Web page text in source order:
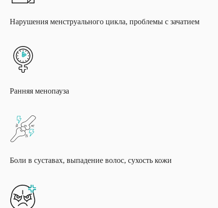
Нарушения менструального цикла, проблемы с зачатием
Ранняя менопауза
Боли в суставах, выпадение волос, сухость кожи